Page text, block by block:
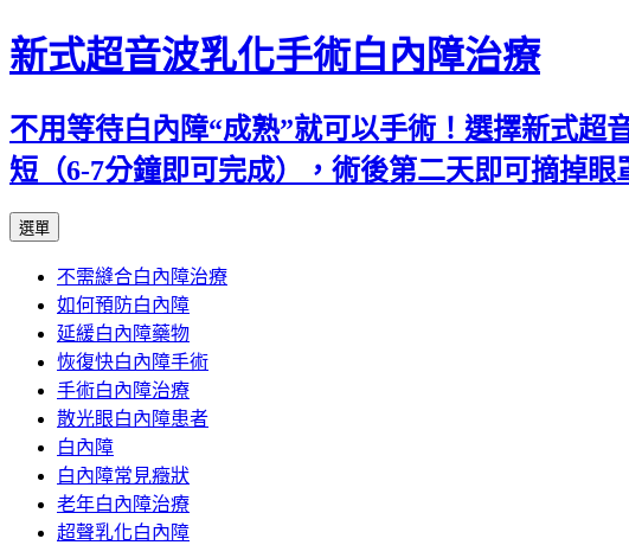
新式超音波乳化手術白內障治療
不用等待白內障“成熟”就可以手術！選擇新式超
短（6-7分鐘即可完成），術後第二天即可摘掉眼
選單
主
要
內
容
不需縫合白內障治療
如何預防白內障
延緩白內障藥物
恢復快白內障手術
手術白內障治療
散光眼白內障患者
白內障
白內障常見癥狀
老年白內障治療
超聲乳化白內障